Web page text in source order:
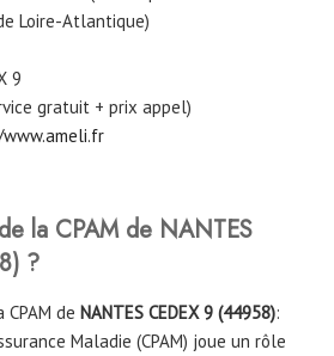
Loire-Atlantique)
9
gratuit + prix appel)
la CPAM de NANTES
?
de NANTES CEDEX 9 (44958):
Maladie (CPAM) joue un rôle